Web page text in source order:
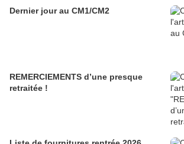
Dernier jour au CM1/CM2
REMERCIEMENTS d’une presque
retraitée !